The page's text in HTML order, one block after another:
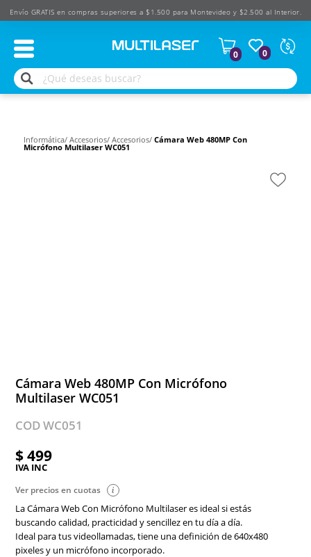
Envío GRATIS en compras superiores a $1.500 para Montevideo y $2.500 al Interior.
Según
$
0
0
Informática/ Accesorios/ Accesorios/ Cámara Web 480MP Con
Micrófono Multilaser WC051
Cámara Web 480MP Con Micrófono
Multilaser WC051
COD WC051
$ 499
IVA INC
Ver precios en cuotas
La Cámara Web Con Micrófono Multilaser es ideal si estás
buscando calidad, practicidad y sencillez en tu día a día.
Ideal para tus videollamadas, tiene una definición de 640x480
pixeles y un micrófono incorporado.